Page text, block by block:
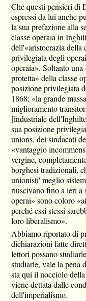
Che questi pensieri di
espressi da lui anche
la sua prefazione alla
classe operaia in
dell'«aristocrazia della
privilegiata degli
operaia». Soltanto
protetta» della classe
posizione privilegiata
1868; «la grande
miglioramento
[industriale
sua posizione
unions, dei sindacati
«vantaggio
vergine,
borghesi tradizionali,
unionisti' meglio
riuscivano fino a ieri a
operai» sono coloro
perché essi stessi
loro liberalismo».
Abbiamo riportato di
dichiarazioni fatte
lettori possano
studiarle, vale la pena
sta qui il nocciolo
viene dettata dalle
dell'imperialismo.